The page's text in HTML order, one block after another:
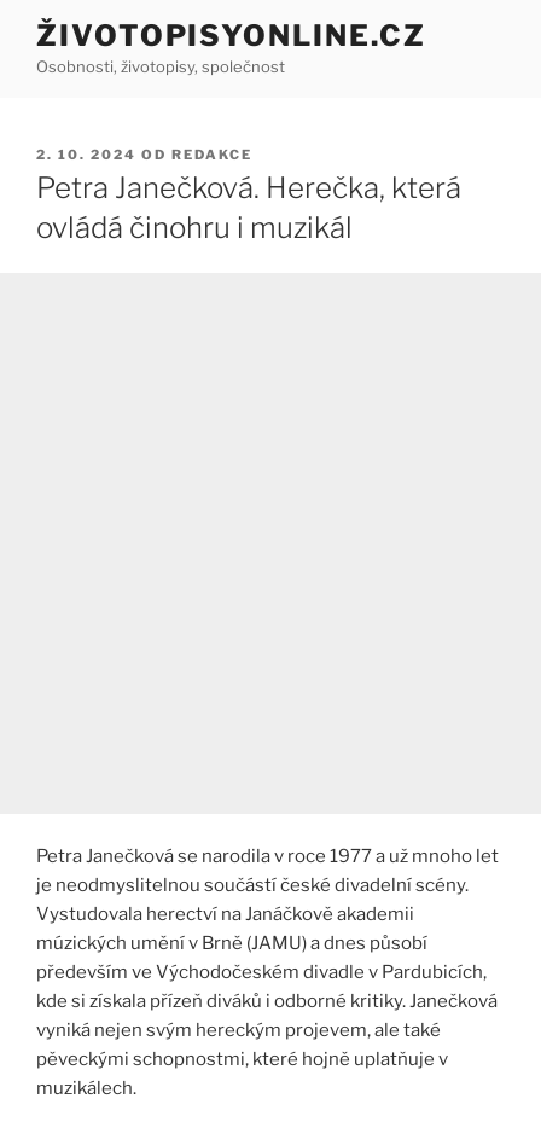
Přejít
obsahu
ŽIVOTOPISYONLINE.CZ
Osobnosti, životopisy, společnost
PUBLIKOVÁNO
2. 10. 2024 OD REDAKCE
Petra Janečková. Herečka, která
ovládá činohru i muzikál
Petra Janečková se narodila v roce 1977 a už mnoho let
je neodmyslitelnou součástí české divadelní scény.
Vystudovala herectví na Janáčkově akademii
múzických umění v Brně (JAMU) a dnes působí
především ve Východočeském divadle v Pardubicích,
kde si získala přízeň diváků i odborné kritiky. Janečková
vyniká nejen svým hereckým projevem, ale také
pěveckými schopnostmi, které hojně uplatňuje v
muzikálech.